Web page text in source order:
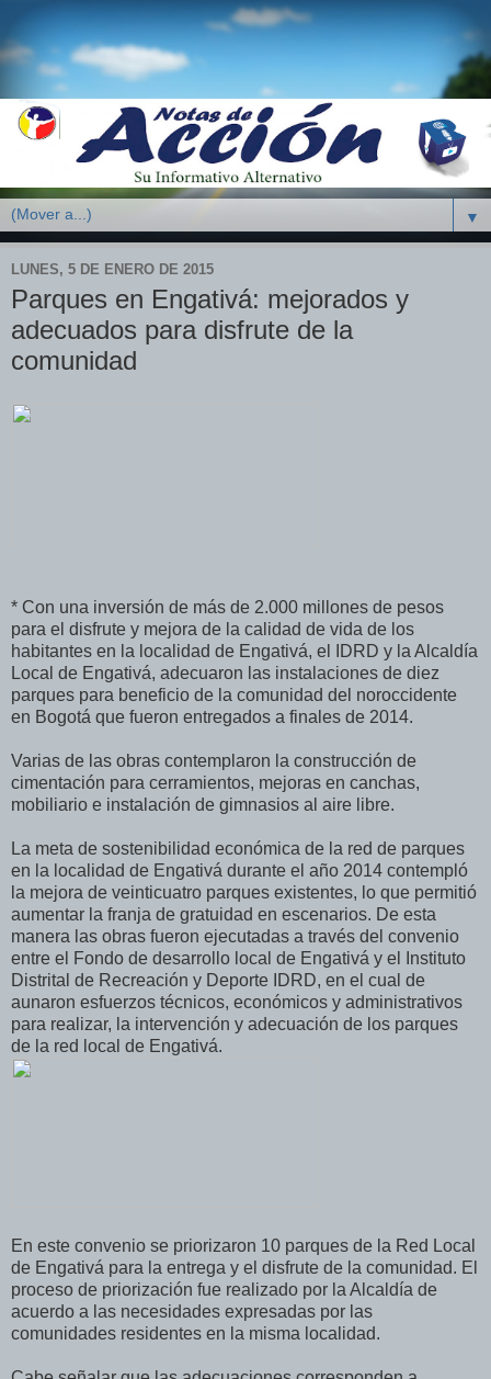
▼
LUNES, 5 DE ENERO DE 2015
Parques en Engativá: mejorados y
adecuados para disfrute de la
comunidad
* Con una inversión de más de 2.000 millones de pesos
para el disfrute y mejora de la calidad de vida de los
habitantes en la localidad de Engativá, el IDRD y la Alcaldía
Local de Engativá, adecuaron las instalaciones de diez
parques para beneficio de la comunidad del noroccidente
en Bogotá que fueron entregados a finales de 2014.
Varias de las obras contemplaron la construcción de
cimentación para cerramientos, mejoras en canchas,
mobiliario e instalación de gimnasios al aire libre.
La meta de sostenibilidad económica de la red de parques
en la localidad de Engativá durante el año 2014 contempló
la mejora de veinticuatro parques existentes, lo que permitió
aumentar la franja de gratuidad en escenarios. De esta
manera las obras fueron ejecutadas a través del convenio
entre el Fondo de desarrollo local de Engativá y el Instituto
Distrital de Recreación y Deporte IDRD, en el cual de
aunaron esfuerzos técnicos, económicos y administrativos
para realizar, la intervención y adecuación de los parques
de la red local de Engativá.
En este convenio se priorizaron 10 parques de la Red Local
de Engativá para la entrega y el disfrute de la comunidad. El
proceso de priorización fue realizado por la Alcaldía de
acuerdo a las necesidades expresadas por las
comunidades residentes en la misma localidad.